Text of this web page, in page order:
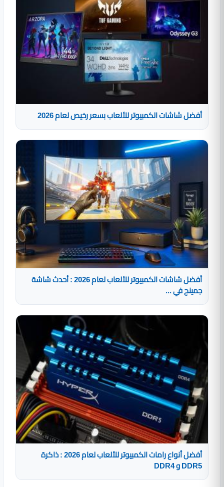
أفضل شاشات الكمبيوتر للألعاب بسعر رخيص لعام 2026
أفضل شاشات الكمبيوتر للألعاب لعام 2026 : أحدث شاشة
جمينج في ...
أفضل أنواع رامات الكمبيوتر للألعاب لعام 2026 : ذاكرة
DDR5 و DDR4